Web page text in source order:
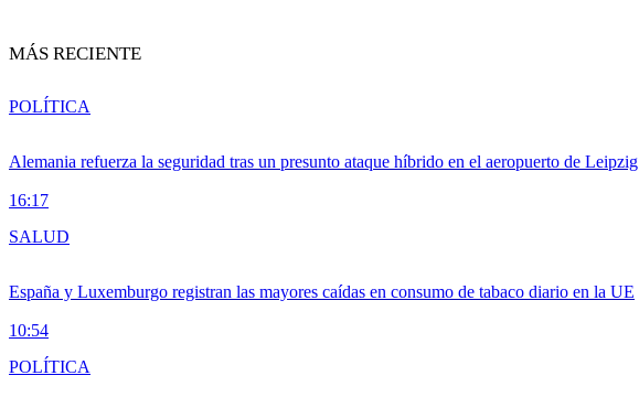
MÁS RECIENTE
Alemania refuerza la seguridad tras un presunto ataque híbrido en el aeropuerto de Leipzig
16:17
POLÍTICA
España y Luxemburgo registran las mayores caídas en consumo de tabaco diario en la UE
10:54
SALUD
POLÍTICA